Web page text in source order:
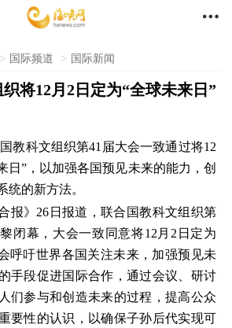

> 国际频道 > 国际新闻
将12月2日定为“全球未来日”
教科文组织第41届大会一致通过将12
日”，以加强各国预见未来的能力，创
统的新方法。
报》26日报道，联合国教科文组织第
闭幕，大会一致同意将12月2日定为
呼吁世界各国关注未来，加强预见未
手段促进国际合作，通过会议、研讨
们参与和创造未来的过程，提高公众
要性的认识，以确保子孙后代实现可